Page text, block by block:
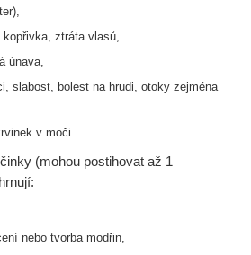
ztráta vlasů,
únava,
slabost, bolest na hrudi, otoky zejména
v moči.
(mohou postihovat až 1
nebo tvorba modřin,